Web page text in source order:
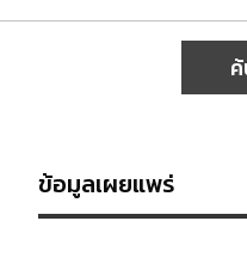
ข้อมูลเผยแพร่